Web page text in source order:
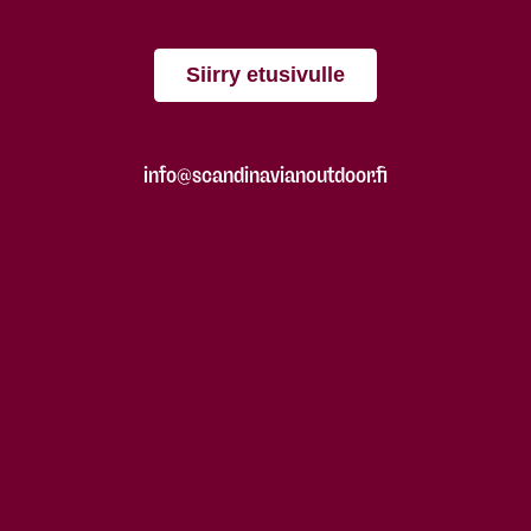
Siirry etusivulle
info@scandinavianoutdoor.fi